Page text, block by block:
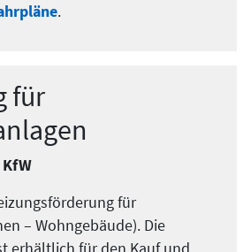
.
für
für
– Wohngebäude). Die